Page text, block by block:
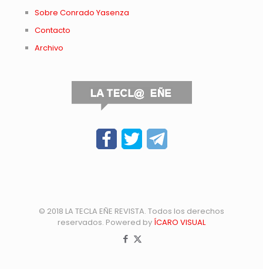
Sobre Conrado Yasenza
Contacto
Archivo
© 2018 LA TECLA EÑE REVISTA. Todos los derechos
reservados. Powered by ÍCARO VISUAL